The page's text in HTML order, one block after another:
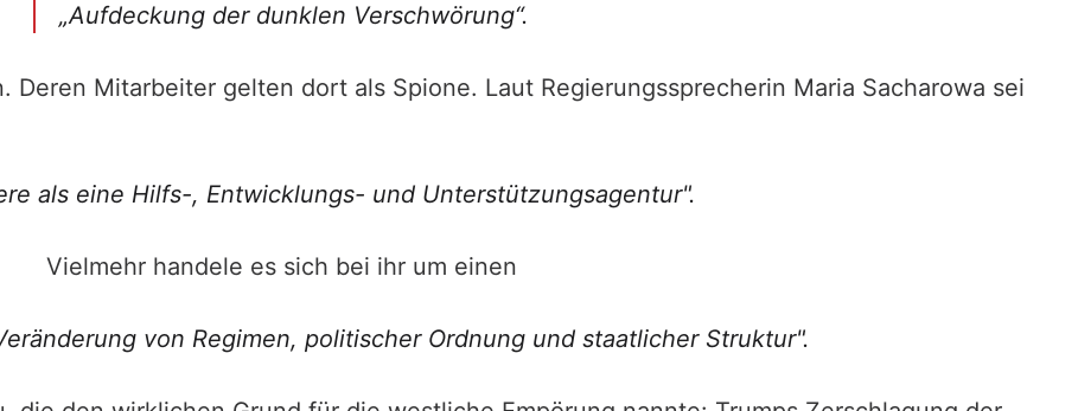
„Aufdeckung der dunklen Verschwörung“.
Deren Mitarbeiter gelten dort als Spione. Laut Regierungssprecherin Maria Sacharowa sei
als eine Hilfs-, Entwicklungs- und Unterstützungsagentur".
Vielmehr handele es sich bei ihr um einen
von Regimen, politischer Ordnung und staatlicher Struktur".